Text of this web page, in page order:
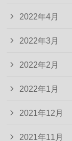
2022年4月
2022年3月
2022年2月
2022年1月
2021年12月
2021年11月